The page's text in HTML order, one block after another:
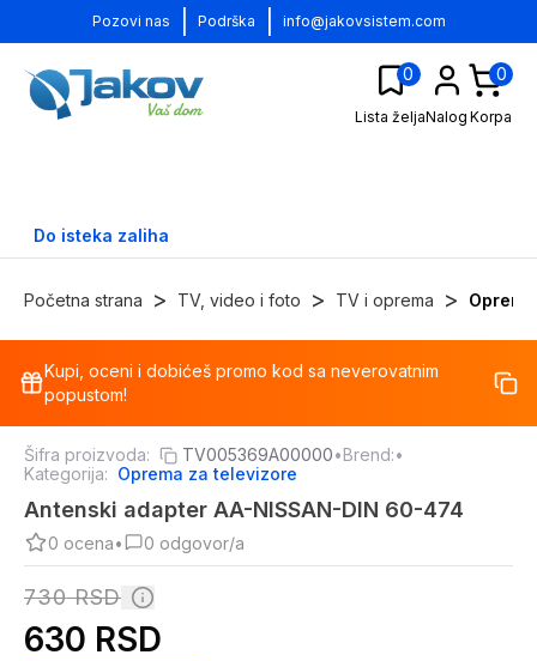
Pozovi nas Podrška info@jakovsistem.com
0
Lista željaNalog
0
Korpa
Do isteka zaliha
Početna strana > TV, video i foto > TV i oprema >
%
Kupi, oceni i dobićeš promo kod sa neverovatnim
popustom!
Šifra proizvoda: TV005369A00000•Brend:•
Kategorija: Oprema za televizore
Antenski adapter AA-NISSAN-DIN 60-474
0 ocena• 0 odgovor/a
730RSD
630 RSD